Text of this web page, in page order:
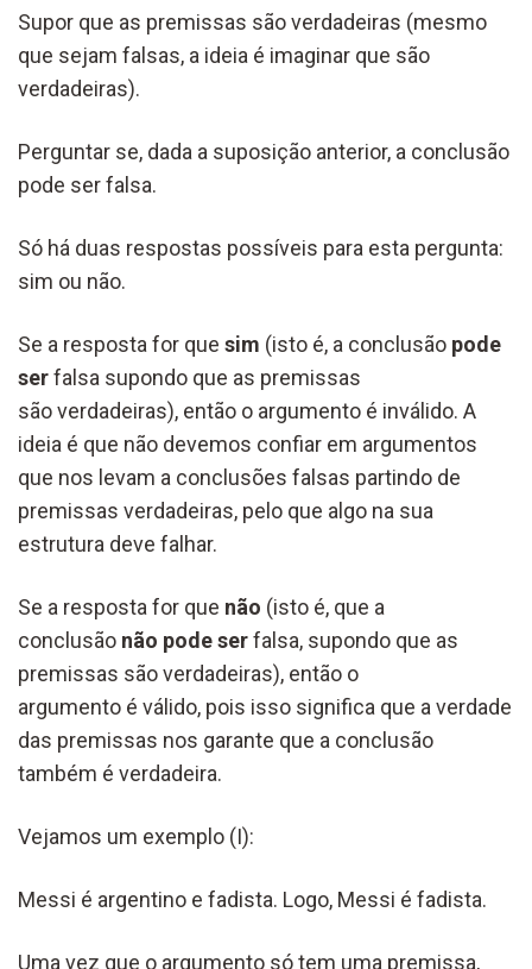
Supor que as premissas são verdadeiras (mesmo
que sejam falsas, a ideia é imaginar que são
verdadeiras).
Perguntar se, dada a suposição anterior, a conclusão
pode ser falsa.
Só há duas respostas possíveis para esta pergunta:
sim ou não.
Se a resposta for que sim (isto é, a conclusão pode
serfalsa supondo que as premissas
são verdadeiras), então o argumento é inválido. A
ideia é que não devemos confiar em argumentos
que nos levam a conclusões falsas partindo de
premissas verdadeiras, pelo que algo na sua
estrutura deve falhar.
Se a resposta for que não (isto é, que a
conclusão não pode serfalsa, supondo que as
premissas são verdadeiras), então o
argumento é válido, pois isso significa que a verdade
das premissas nos garante que a conclusão
também é verdadeira.
Vejamos um exemplo (I):
Messi é argentino e fadista. Logo, Messi é fadista.
Uma vez que o argumento só tem uma premissa,